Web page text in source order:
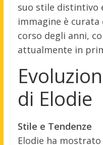
suo stile distintivo
immagine è
corso degli anni,
attualmente in
di Elodie
Stile e Tendenze
Elodie ha